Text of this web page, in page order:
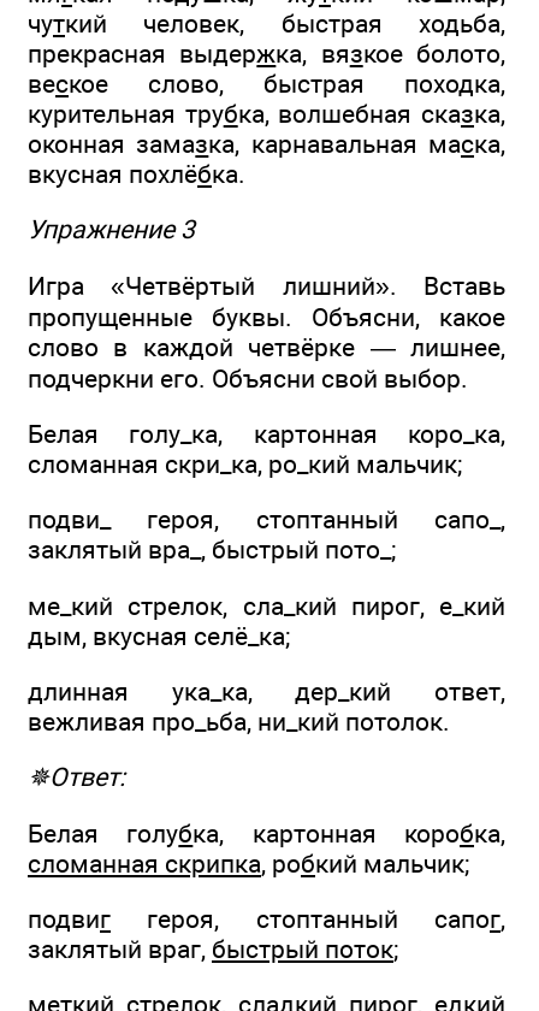
чуткий человек, быстрая ходьба,
прекрасная выдержка, вязкое болото,
веское слово, быстрая походка,
курительная трубка, волшебная сказка,
оконная замазка, карнавальная маска,
вкусная похлёбка.
Упражнение 3
Игра «Четвёртый лишний». Вставь
пропущенные буквы. Объясни, какое
слово в каждой четвёрке — лишнее,
подчеркни его. Объясни свой выбор.
Белая голу_ка, картонная коро_ка,
сломанная скри_ка, ро_кий мальчик;
подви_ героя, стоптанный сапо_,
заклятый вра_, быстрый пото_;
ме_кий стрелок, сла_кий пирог, е_кий
дым, вкусная селё_ка;
длинная ука_ка, дер_кий ответ,
вежливая про_ьба, ни_кий потолок.
✵Ответ:
Белая голубка, картонная коробка,
сломанная скрипка, робкий мальчик;
подвиг героя, стоптанный сапог,
заклятый враг, быстрый поток;
меткий стрелок, сладкий пирог, едкий